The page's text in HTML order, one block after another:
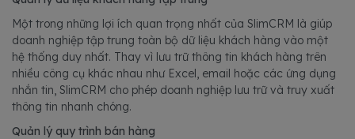
Một trong những lợi ích quan trọng nhất của SlimCRM là giúp
doanh nghiệp tập trung toàn bộ dữ liệu khách hàng vào một
hệ thống duy nhất. Thay vì lưu trữ thông tin khách hàng trên
nhiều công cụ khác nhau như Excel, email hoặc các ứng dụng
nhắn tin, SlimCRM cho phép doanh nghiệp lưu trữ và truy xuất
thông tin nhanh chóng.
Quản lý quy trình bán hàng